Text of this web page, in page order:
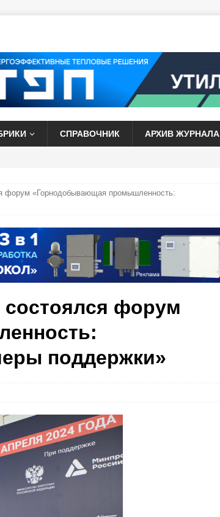
СПРАВОЧНИК АРХИВ ЖУРНАЛА
форум «Горнодобывающая промышленность:
состоялся форум
поддержки»